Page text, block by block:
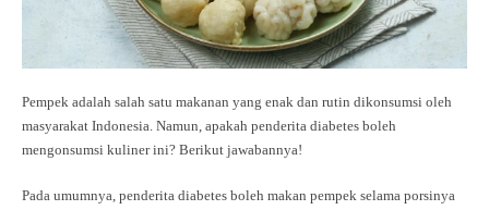
Pempek adalah salah satu makanan yang enak dan rutin dikonsumsi oleh
masyarakat Indonesia. Namun, apakah penderita diabetes boleh
mengonsumsi kuliner ini? Berikut jawabannya!
Pada umumnya, penderita diabetes boleh makan pempek selama porsinya